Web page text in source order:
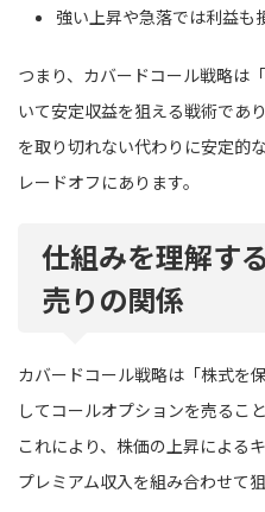
強い上昇や急落では利益も
つまり、カバードコール戦略は
いて安定収益を狙える戦術であ
を取り切れない代わりに安定的
レードオフにあります。
仕組みを理解す
売りの関係
カバードコール戦略は「株式を
してコールオプションを売るこ
これにより、株価の上昇による
プレミアム収入を組み合わせて狙